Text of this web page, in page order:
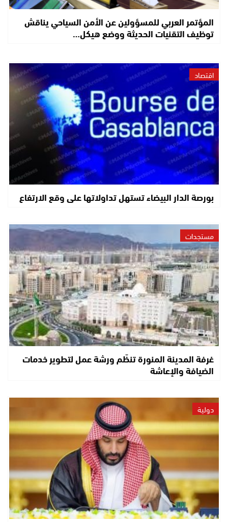
المؤتمر العربي للمسؤولين عن الأمن السياحي يناقش
توظيف التقنيات الحديثة ووضع هيكل…
اقتصاد
بورصة الدار البيضاء تستهل تداولاتها على وقع الارتفاع
مستجدات
غرفة المدينة المنورة تنظّم ورشة عمل لتطوير خدمات
الضيافة والإعاشة
دولية